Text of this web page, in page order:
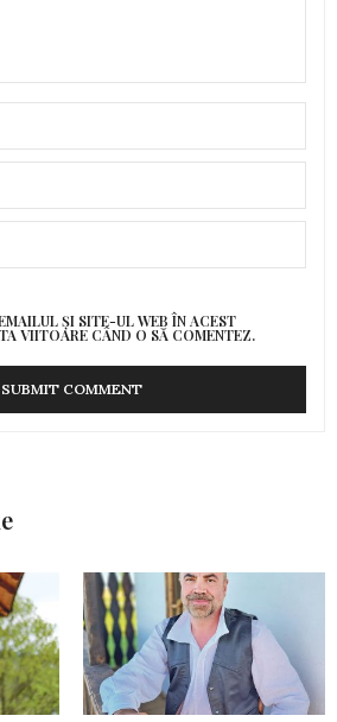
ȘI SITE-UL WEB ÎN ACEST
VIITOARE CÂND O SĂ COMENTEZ.